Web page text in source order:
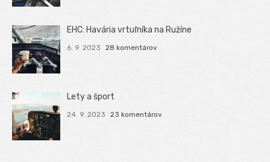
EHC: Havária vrtuľníka na Ružíne
6. 9. 2023 28 komentárov
Lety a šport
24. 9. 2023 23 komentárov